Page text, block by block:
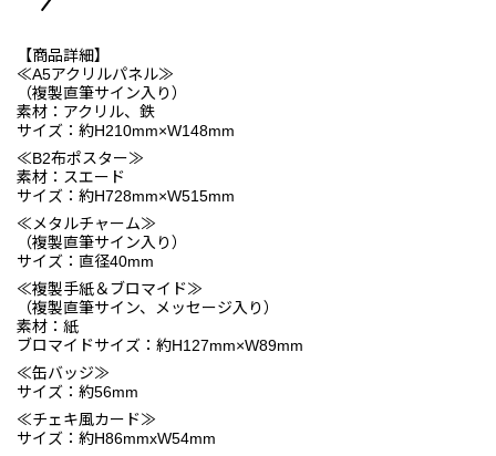
【商品詳細】
≪A5アクリルパネル≫
（複製直筆サイン入り）
素材：アクリル、鉄
サイズ：約H210mm×W148mm
≪B2布ポスター≫
素材：スエード
サイズ：約H728mm×W515mm
≪メタルチャーム≫
（複製直筆サイン入り）
サイズ：直径40mm
≪複製手紙＆ブロマイド≫
（複製直筆サイン、メッセージ入り）
素材：紙
ブロマイドサイズ：約H127mm×W89mm
≪缶バッジ≫
サイズ：約56mm
≪チェキ風カード≫
サイズ：約H86mmxW54mm